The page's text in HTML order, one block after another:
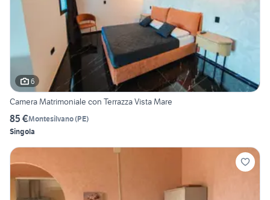
6
Camera Matrimoniale con Terrazza Vista Mare
85 €Montesilvano(PE)
Singola